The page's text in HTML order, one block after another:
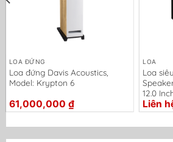
LOA ĐỨNG
Loa đứng Davis Acoustics,
Model: Krypton 6
61,000,000 ₫
LOA
Loa
12.0
Liên